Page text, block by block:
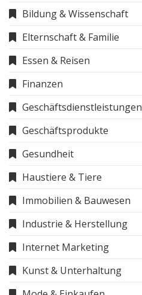
Bildung & Wissenschaft
Elternschaft & Familie
Essen & Reisen
Finanzen
Geschäftsdienstleistungen
Geschäftsprodukte
Gesundheit
Haustiere & Tiere
Immobilien & Bauwesen
Industrie & Herstellung
Internet Marketing
Kunst & Unterhaltung